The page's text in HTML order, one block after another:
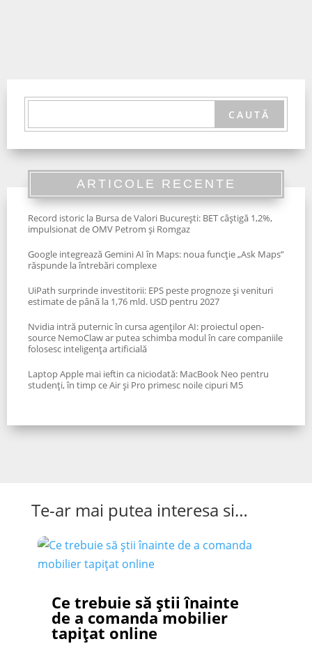
ARTICOLE RECENTE
Record istoric la Bursa de Valori București: BET câștigă 1,2%,
impulsionat de OMV Petrom și Romgaz
Google integrează Gemini AI în Maps: noua funcție „Ask Maps”
răspunde la întrebări complexe
UiPath surprinde investitorii: EPS peste prognoze și venituri
estimate de până la 1,76 mld. USD pentru 2027
Nvidia intră puternic în cursa agenților AI: proiectul open-
source NemoClaw ar putea schimba modul în care companiile
folosesc inteligența artificială
Laptop Apple mai ieftin ca niciodată: MacBook Neo pentru
studenți, în timp ce Air și Pro primesc noile cipuri M5
Te-ar mai putea interesa si…
Ce trebuie să știi înainte
de a comanda mobilier
tapițat online